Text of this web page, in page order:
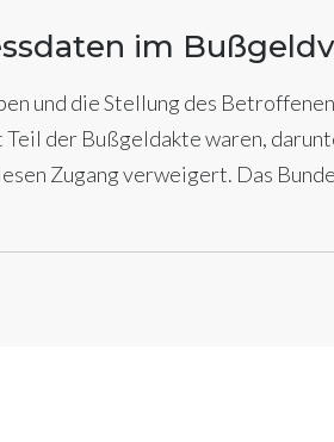
im
und die Stellung des
der Bußgeldakte waren,
Zugang verweigert. Das